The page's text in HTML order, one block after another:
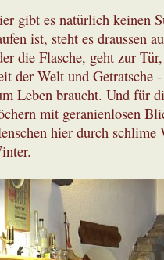
gibt es natürlich keinen
ist, steht es draussen
die Flasche, geht zur
der Welt und Getratsche
Leben braucht. Und für
mit geranienlosen
hier durch